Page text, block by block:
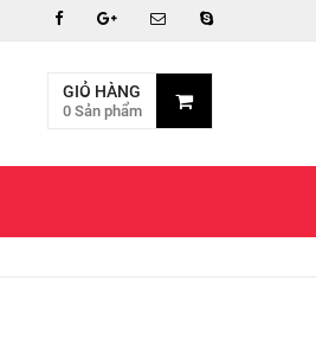
GIỎ HÀNG
0 Sản phẩm